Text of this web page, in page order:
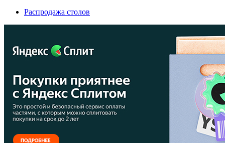
Распродажа столов